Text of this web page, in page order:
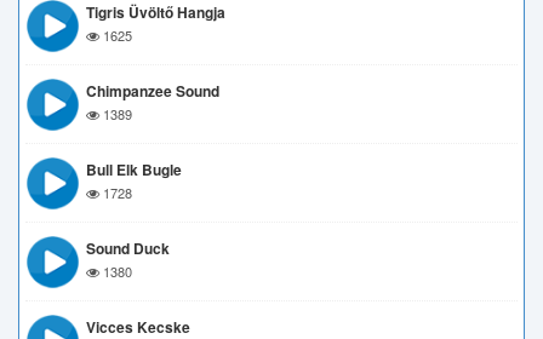
Tigris Üvöltő Hangja
1625
Chimpanzee Sound
1389
Bull Elk Bugle
1728
Sound Duck
1380
Vicces Kecske